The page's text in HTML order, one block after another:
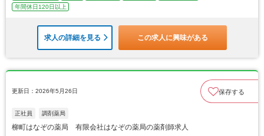
年間休日120日以上
求人の詳細を見る この求人に興味がある
更新日：2026年5月26日 保存する
正社員 調剤薬局
柳町はなぞの薬局 有限会社はなぞの薬局の薬剤師求人